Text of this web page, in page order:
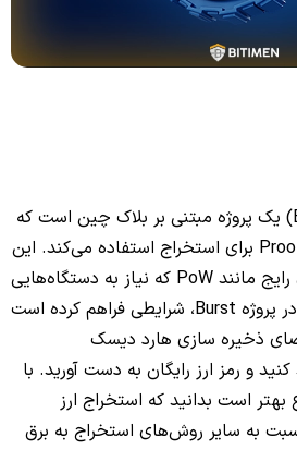
ارز دیجیتال برست (Burst) یک پروژه مبتنی بر بلاک چین است که
از الگوریتم Proof of Capacity برای استخراج استفاده می‌کند. این
پروژه برخلاف الگوریتم‌های رایج مانند PoW که نیاز به دستگاه‌هایی
با توان پردازش بالا دارند، در پروژه Burst، شرایطی فراهم کرده است
فضای ذخیره سازی هارد دیسک
و رمز ارز رایگان به دست آورید. با
است بدانید که استخراج ارز
به سایر روش‌های استخراج به برق